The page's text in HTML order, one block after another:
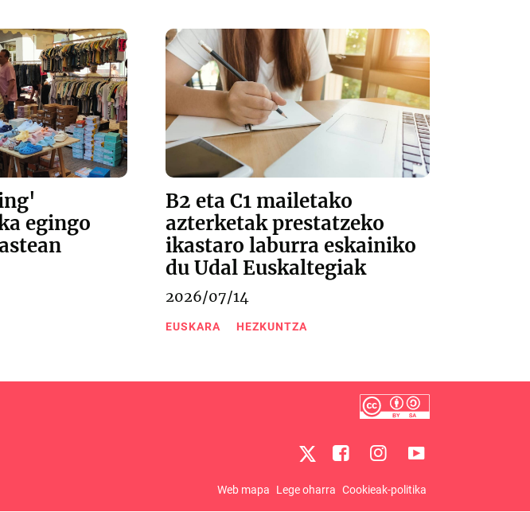
egingo
B2 eta C1 mailetako
azterketak prestatzeko
ikastaro laburra eskainiko
du Udal Euskaltegiak
2026/07/14
EUSKARA HEZKUNTZA
Web mapa Lege oharra Cookieak-politika